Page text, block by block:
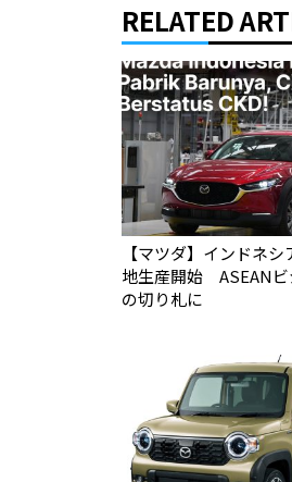
RELATED
【マツダ】インドネ
地生産開始 ASEANビ
の切り札に